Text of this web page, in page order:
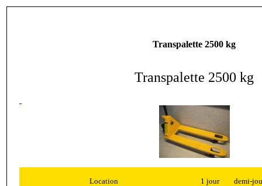
Transpalette 2500 kg
Transpalette 2500 kg
Location 1 jour demi-